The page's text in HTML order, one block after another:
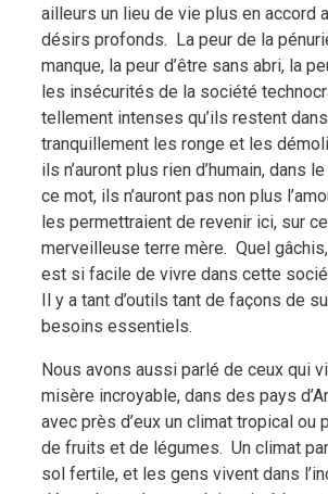
ailleurs un lieu de vie plus en accord
désirs profonds. La peur de la
manque, la peur d’être sans abri, la
les insécurités de la société
tellement intenses qu’ils restent
tranquillement les ronge et les
ils n’auront plus rien d’humain, dans
ce mot, ils n’auront pas non plus
les permettraient de revenir ici, sur
merveilleuse terre mère. Quel
est si facile de vivre dans cette
Il y a tant d’outils tant de façons de
besoins essentiels.
Nous avons aussi parlé de ceux qui
misère incroyable, dans des pays
avec près d’eux un climat tropical ou
de fruits et de légumes. Un climat
sol fertile, et les gens vivent dans